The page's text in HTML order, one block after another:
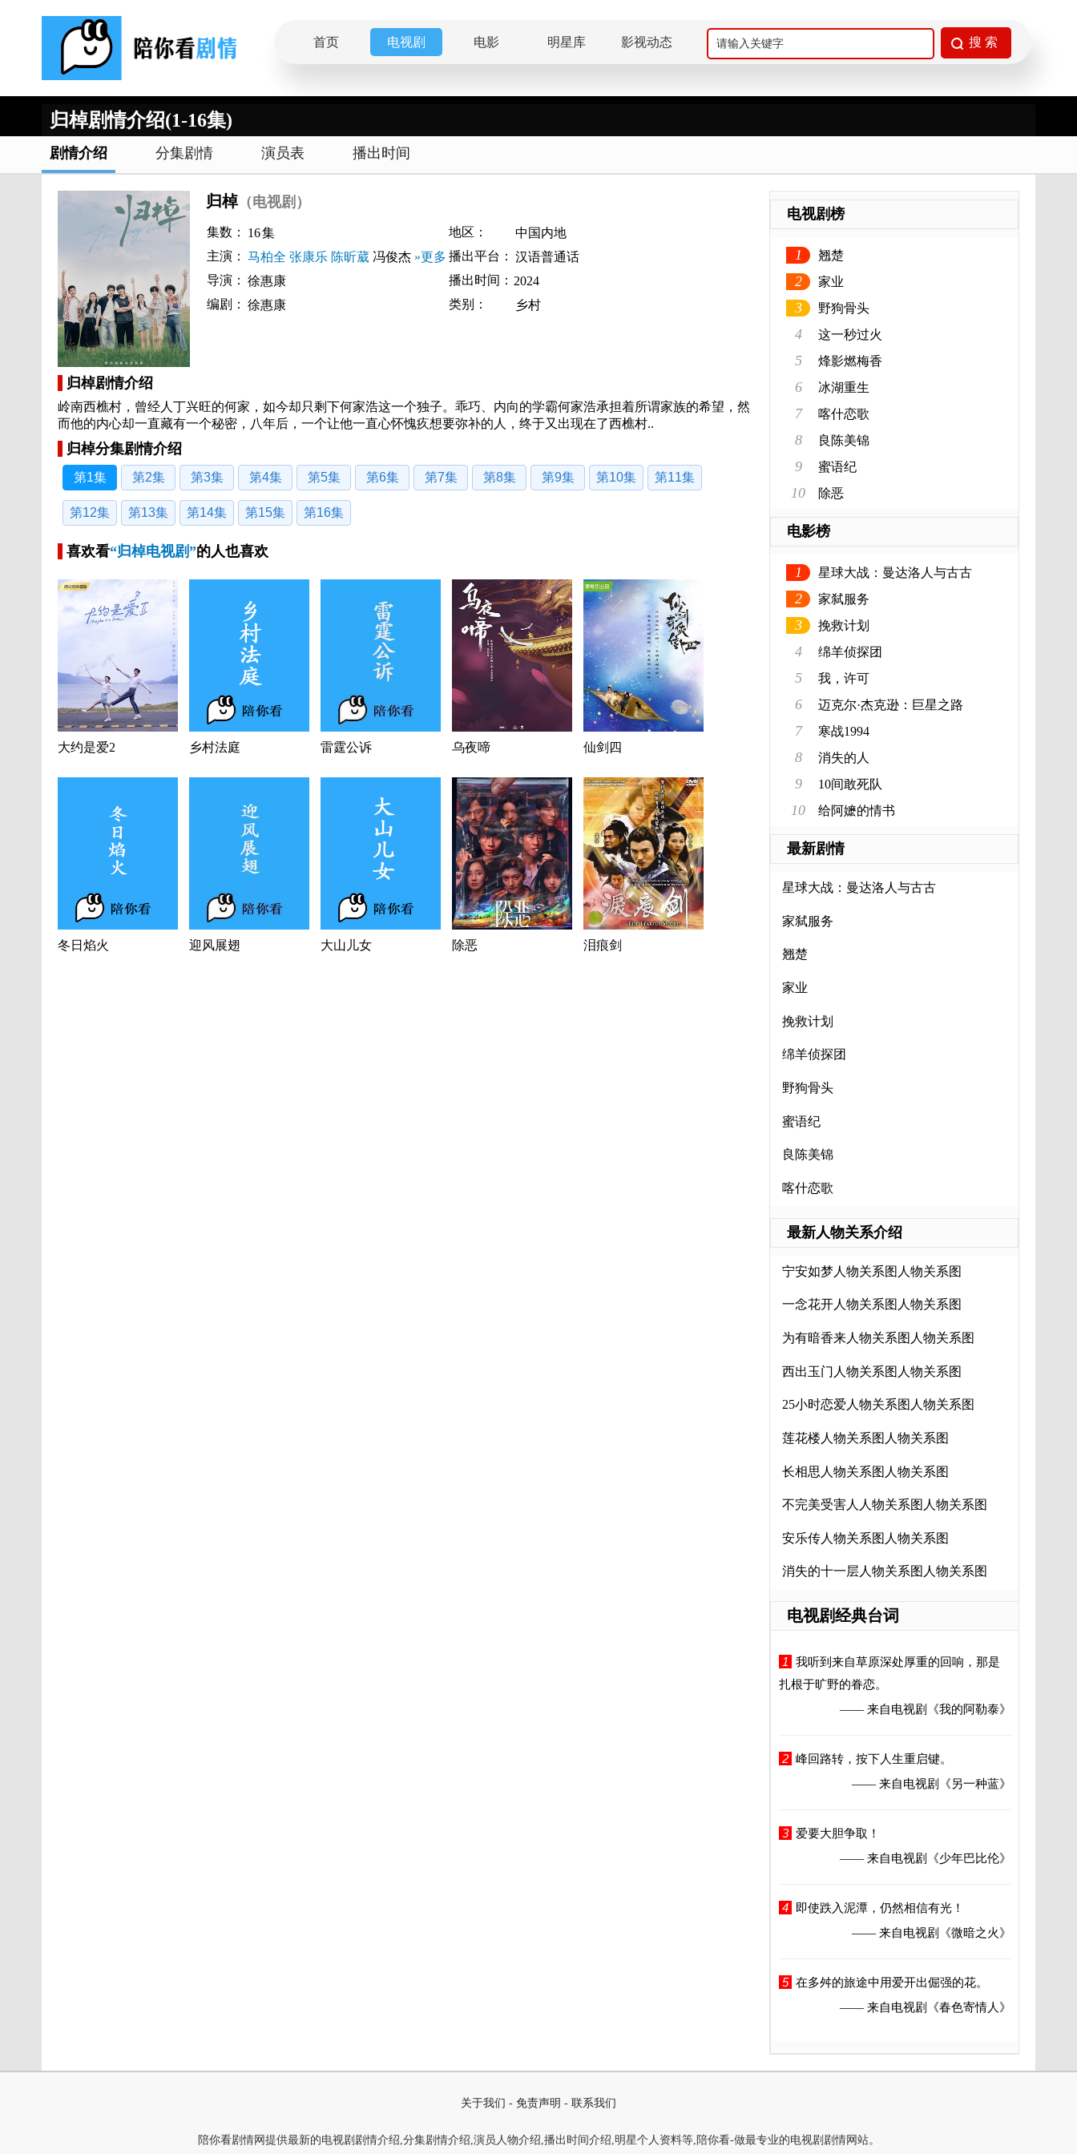
首页 电视剧 电影 明星库 影视动态
归棹剧情介绍(1-16集)
剧情介绍 分集剧情 演员表 播出时间
归棹（电视剧）
集数： 16集 地区：
中国内地
主演： 马柏全 张康乐 陈昕葳 冯俊杰 »更多 播出平台： 汉语普通话
导演： 徐惠康 播出时间： 2024
编剧： 徐惠康 类别： 乡村
归棹剧情介绍
岭南西樵村，曾经人丁兴旺的何家，如今却只剩下何家浩这一个独子。乖巧、内向的学霸何家浩承担着所谓家族的希望，然
而他的内心却一直藏有一个秘密，八年后，一个让他一直心怀愧疚想要弥补的人，终于又出现在了西樵村..
归棹分集剧情介绍
第1集 第2集 第3集 第4集 第5集 第6集 第7集 第8集 第9集 第10集 第11集
第12集 第13集 第14集 第15集 第16集
喜欢看“归棹电视剧”的人也喜欢
大约是爱2 乡村法庭 雷霆公诉 乌夜啼 仙剑四
冬日焰火 迎风展翅 大山儿女 除恶 泪痕剑
电视剧榜
1 翘楚
2 家业
3 野狗骨头
4 这一秒过火
5 烽影燃梅香
6 冰湖重生
7 喀什恋歌
8 良陈美锦
9 蜜语纪
10 除恶
电影榜
1 星球大战：曼达洛人与古古
2 家弑服务
3 挽救计划
4 绵羊侦探团
5 我，许可
6 迈克尔·杰克逊：巨星之路
7 寒战1994
8 消失的人
9 10间敢死队
10 给阿嬷的情书
最新剧情
星球大战：曼达洛人与古古
家弑服务
翘楚
家业
挽救计划
绵羊侦探团
野狗骨头
蜜语纪
良陈美锦
喀什恋歌
最新人物关系介绍
宁安如梦人物关系图人物关系图
一念花开人物关系图人物关系图
为有暗香来人物关系图人物关系图
西出玉门人物关系图人物关系图
25小时恋爱人物关系图人物关系图
莲花楼人物关系图人物关系图
长相思人物关系图人物关系图
不完美受害人人物关系图人物关系图
安乐传人物关系图人物关系图
消失的十一层人物关系图人物关系图
电视剧经典台词
1
我听到来自草原深处厚重的回响，那是
扎根于旷野的眷恋。
—— 来自电视剧
《我的阿勒泰》
2 峰回路转，按下人生重启键。
—— 来自电视剧
《另一种蓝》
3
爱要大胆争取！
—— 来自电视剧
《少年巴比伦》
4
即使跌入泥潭，仍然相信有光！
—— 来自电视剧
《微暗之火》
5 在多舛的旅途中用爱开出倔强的花。
—— 来自电视剧
《春色寄情人》
关于我们 - 免责声明 - 联系我们
陪你看剧情网提供最新的电视剧剧情介绍,分集剧情介绍,演员人物介绍,播出时间介绍,明星个人资料等,陪你看-做最专业的电视剧剧情网站。